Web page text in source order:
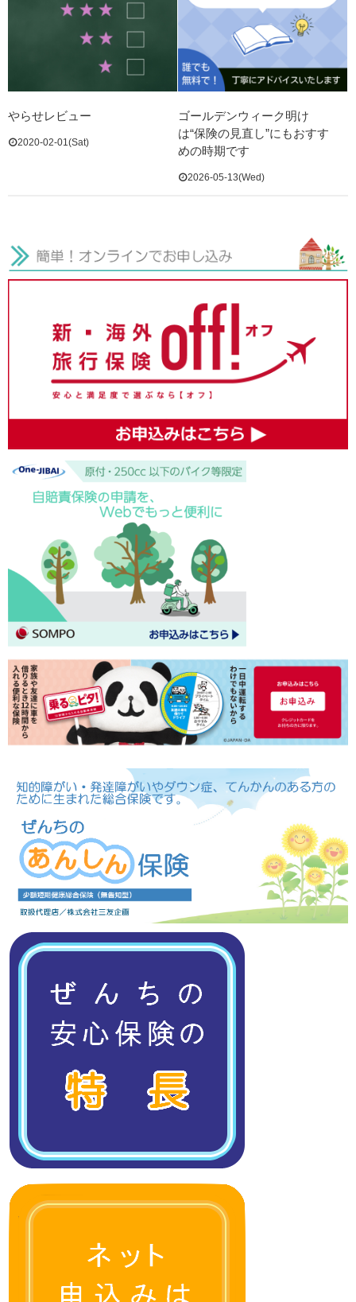
やらせレビュー
2020-02-01(Sat)
ゴールデンウィーク明け
は“保険の見直し”にもおすす
めの時期です
2026-05-13(Wed)